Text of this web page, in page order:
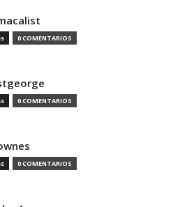
0 COMENTARIOS
0 COMENTARIOS
0 COMENTARIOS